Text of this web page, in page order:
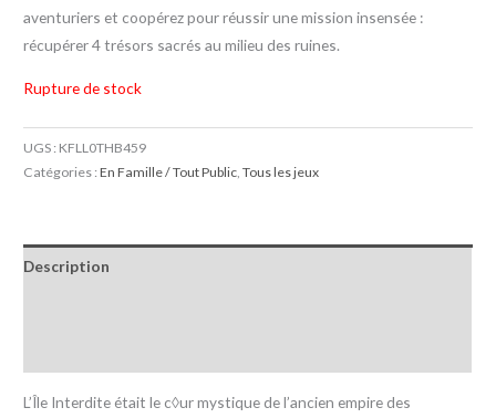
aventuriers et coopérez pour réussir une mission insensée :
récupérer 4 trésors sacrés au milieu des ruines.
Rupture de stock
UGS : KFLL0THB459
Catégories :En Famille / Tout Public ,Tous les jeux
Description
L’Île Interdite était le c◊ur mystique de l’ancien empire des